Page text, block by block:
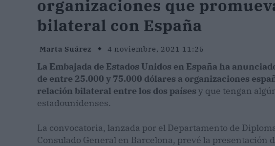
organizaciones que
bilateral con España
Marta Suárez 4 noviembre, 2021 11:25
La Embajada de Estados Unidos en España ha
de entre 25.000 y 75.000 dólares a organizaciones
relación bilateral entre los dos países y que tengan
estadounidenses.
La convocatoria, lanzada por el Departamento de
Consulado General en Barcelona, prevé la presentación